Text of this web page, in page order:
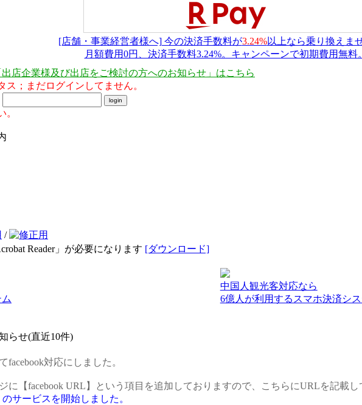
[店舗・事業経営者様へ] 今の決済手数料が3.24%以上なら乗り換えま
月額費用0円、決済手数料3.24%。キャンペーンで初期費用無料。
出店企業様及び出店をご検討の方へのお知らせ」はこちら
ス；まだログインしてません。
/
Reader」が必要になります [ダウンロード]
中国人観光客対応なら
6億人が利用するスマホ決済シ
らせ(直近10件)
対応にしました。
【facebook URL】という項目を追加しておりますので、こちらにURLを記載し
サービスを開始しました。